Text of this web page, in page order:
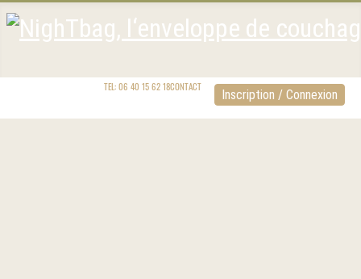
TEL: 06 40 15 62 18CONTACT Inscription / Connexion